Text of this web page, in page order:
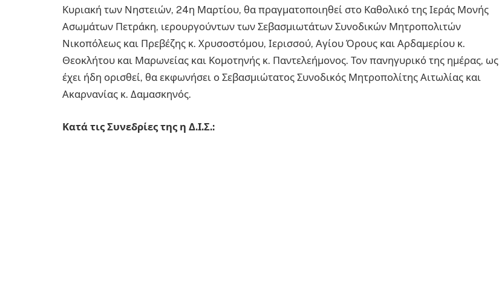
Κυριακή των Νηστειών, 24η Μαρτίου, θα πραγματοποιηθεί στο Καθολικό της Ιεράς Μονής
Ασωμάτων Πετράκη, ιερουργούντων των Σεβασμιωτάτων Συνοδικών Μητροπολιτών
Νικοπόλεως και Πρεβέζης κ. Χρυσοστόμου, Ιερισσού, Αγίου Όρους και Αρδαμερίου κ.
Θεοκλήτου και Μαρωνείας και Κομοτηνής κ. Παντελεήμονος. Τον πανηγυρικό της ημέρας, ως
έχει ήδη ορισθεί, θα εκφωνήσει ο Σεβασμιώτατος Συνοδικός Μητροπολίτης Αιτωλίας και
Ακαρνανίας κ. Δαμασκηνός.
Κατά τις Συνεδρίες της η Δ.Ι.Σ.: